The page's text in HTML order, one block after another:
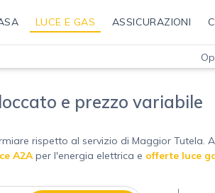
LUCE E GAS ASSICURAZIONI
e prezzo variabile
rispetto al servizio di Maggior Tutela.
A2Aper l'energia elettrica e offerte luce